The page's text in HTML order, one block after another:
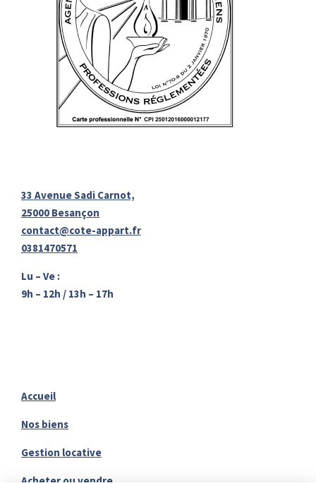
33 Avenue Sadi Carnot,
25000 Besançon
contact@cote-appart.fr
0381470571
Lu – Ve :
9h – 12h / 13h – 17h
Accueil
Nos biens
Gestion locative